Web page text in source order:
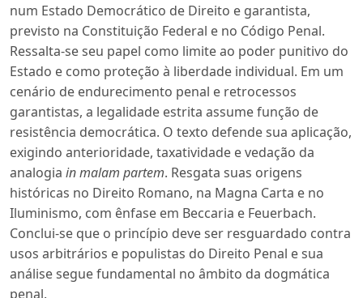
num Estado Democrático de Direito e garantista,
previsto na Constituição Federal e no Código Penal.
Ressalta-se seu papel como limite ao poder punitivo do
Estado e como proteção à liberdade individual. Em um
cenário de endurecimento penal e retrocessos
garantistas, a legalidade estrita assume função de
resistência democrática. O texto defende sua aplicação,
exigindo anterioridade, taxatividade e vedação da
analogia in malam partem. Resgata suas origens
históricas no Direito Romano, na Magna Carta e no
Iluminismo, com ênfase em Beccaria e Feuerbach.
Conclui-se que o princípio deve ser resguardado contra
usos arbitrários e populistas do Direito Penal e sua
análise segue fundamental no âmbito da dogmática
penal.